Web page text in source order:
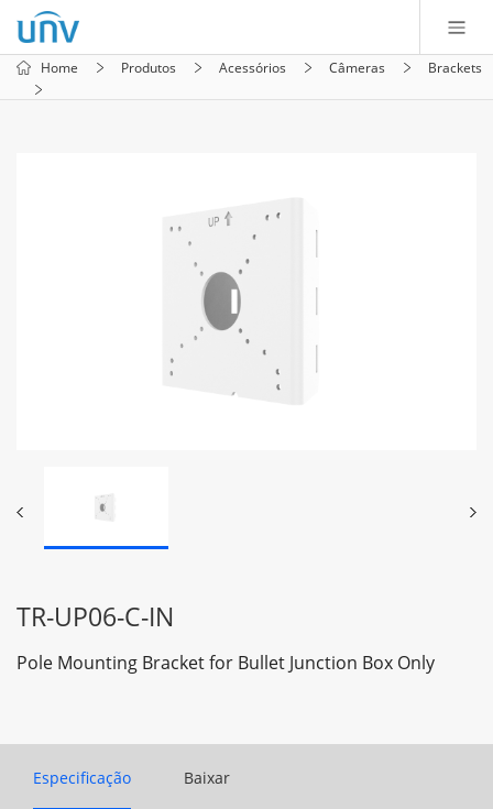
Home Produtos Acessórios Câmeras Brackets
TR-UP06-C-IN
Pole Mounting Bracket for Bullet Junction Box Only
Especificação Baixar